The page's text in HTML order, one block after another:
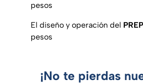
pesos
El diseño y operación del PREP
pesos
¡No te pierdas